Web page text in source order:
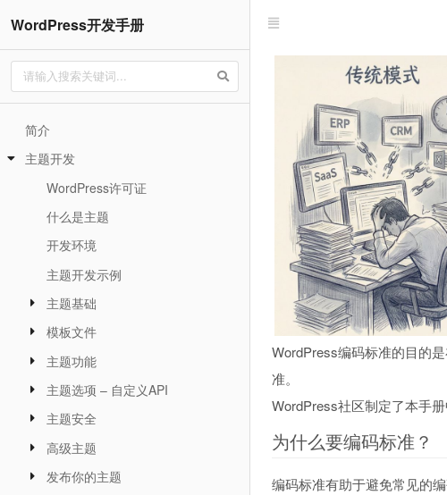
WordPress开发手册
简介
主题开发
WordPress许可证
什么是主题
开发环境
主题开发示例
主题基础
模板文件
主题功能
主题选项 – 自定义API
主题安全
高级主题
发布你的主题
WordPress编码标准的目的
准。
WordPress社区制定了本手
为什么要编码标准？
编码标准有助于避免常见的